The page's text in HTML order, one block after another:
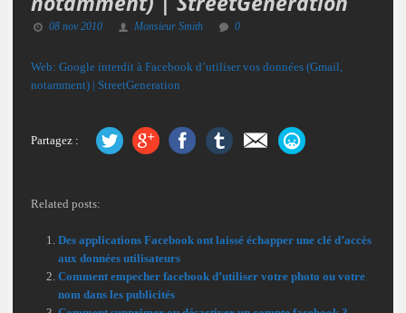
08 nov 2010 Monsieur Smith 0
Web: Google interdit à Facebook d’utiliser vos données (Gmail,
notamment) | StreetGeneration
Partagez :
Related posts:
Des applications Facebook ont laissé échapper une clé d’accès
aux données utilisateurs
Comment empecher facebook d’utiliser votre photo ou votre
nom dans les publicités